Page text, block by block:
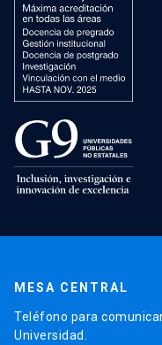
MESA CENTRAL
Teléfono para
Universidad.